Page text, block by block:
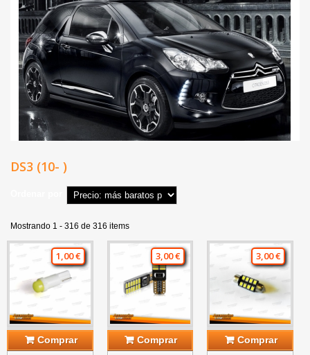
DS3 (10- )
Mostrando 1 - 316 de 316 items
1,00 €
Comprar
3,00 €
Comprar
3,00 €
Comprar